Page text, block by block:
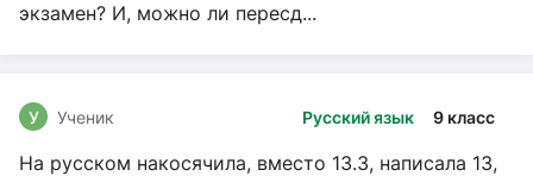
экзамен? И, можно ли пересд...
Русский язык 9 класс
У Ученик
На русском накосячила, вместо 13.3, написала 13,